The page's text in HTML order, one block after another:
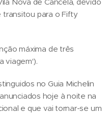
transitou para o Fifty
máxima de três
viagem').
no Guia Michelin
hoje à noite na
e que vai tornar-se um